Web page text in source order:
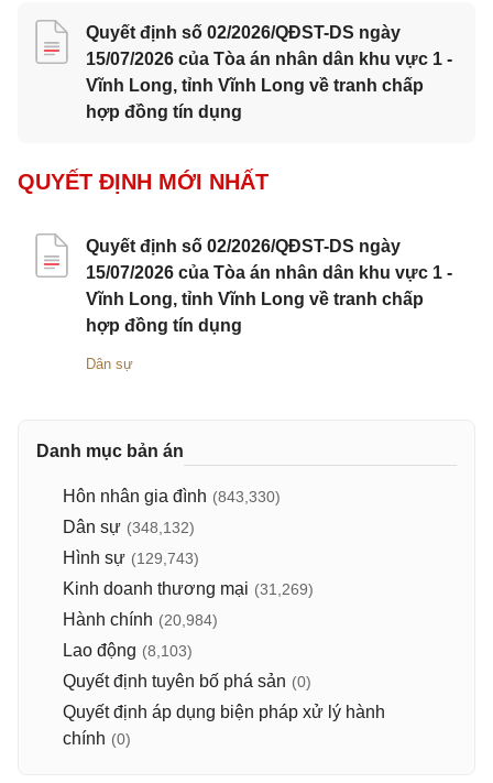
Quyết định số 02/2026/QĐST-DS ngày
15/07/2026 của Tòa án nhân dân khu vực 1 -
Vĩnh Long, tỉnh Vĩnh Long về tranh chấp
hợp đồng tín dụng
QUYẾT ĐỊNH MỚI NHẤT
Quyết định số 02/2026/QĐST-DS ngày
15/07/2026 của Tòa án nhân dân khu vực 1 -
Vĩnh Long, tỉnh Vĩnh Long về tranh chấp
hợp đồng tín dụng
Dân sự
Danh mục bản án
Hôn nhân gia đình (843,330)
Dân sự (348,132)
Hình sự (129,743)
Kinh doanh thương mại (31,269)
Hành chính (20,984)
Lao động (8,103)
Quyết định tuyên bố phá sản (0)
Quyết định áp dụng biện pháp xử lý hành
chính (0)